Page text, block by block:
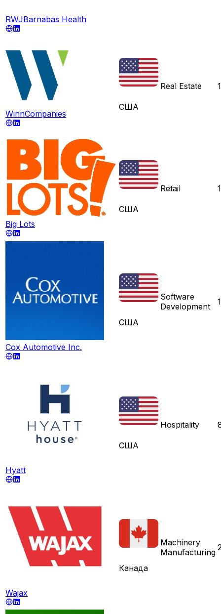
RWJBarnabas Health
WinnCompanies
США
Real Estate
Big Lots
США
Retail
Cox Automotive Inc.
США
Software
Development
Hyatt
США
Hospitality
Wajax
Канада
Machinery
Manufacturing